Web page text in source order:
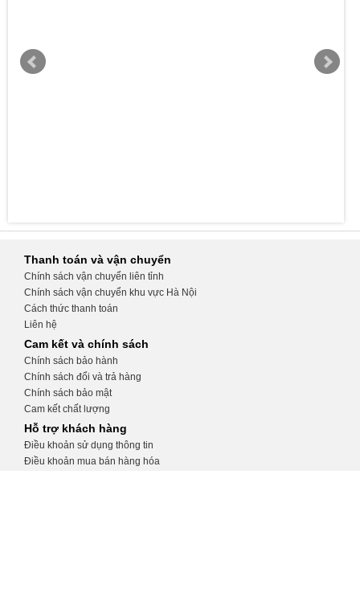
Thanh toán và vận chuyển
Chính sách vận chuyển liên tỉnh
Chính sách vận chuyển khu vực Hà Nội
Cách thức thanh toán
Liên hệ
Cam kết và chính sách
Chính sách bảo hành
Chính sách đổi và trả hàng
Chính sách bảo mật
Cam kết chất lượng
Hỗ trợ khách hàng
Điều khoản sử dụng thông tin
Điều khoản mua bán hàng hóa